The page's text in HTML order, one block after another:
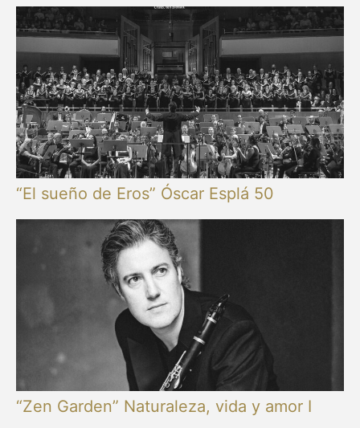
“El sueño de Eros” Óscar Esplá 50
“Zen Garden” Naturaleza, vida y amor I